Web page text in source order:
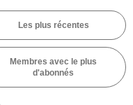
Les plus récentes
Membres avec le plus
d'abonnés